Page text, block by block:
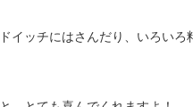
ッチにはさんだり、いろいろ